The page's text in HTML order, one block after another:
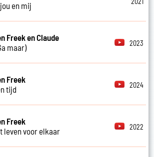
en mij
Freek en Claude
maar)
2023
Freek
tijd
2024
Freek
leven voor elkaar
2022